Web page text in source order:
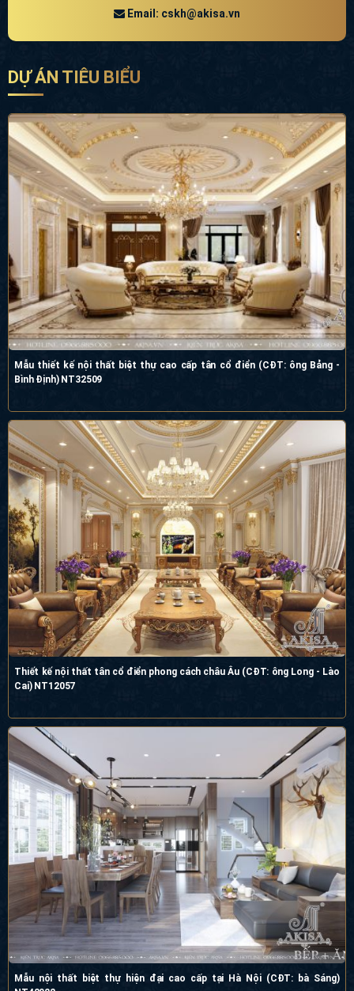
Email: cskh@akisa.vn
DỰ ÁN TIÊU BIỂU
Mẫu thiết kế nội thất biệt thự cao cấp tân cổ điển (CĐT: ông Bảng -
Bình Định) NT32509
Thiết kế nội thất tân cổ điển phong cách châu Âu (CĐT: ông Long - Lào
Cai) NT12057
Mẫu nội thất biệt thự hiện đại cao cấp tại Hà Nội (CĐT: bà Sáng)